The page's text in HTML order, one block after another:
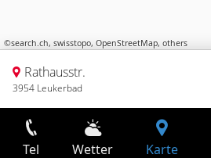
©search.ch, swisstopo, OpenStreetMap, others
Rathausstr.
3954 Leukerbad
Tel Wetter Karte